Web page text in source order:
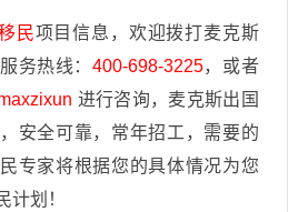
民项目信息，欢迎拨打麦克斯
务热线： 400-698-3225，或者
进行咨询，麦克斯出国
安全可靠，常年招工，需要的
专家将根据您的具体情况为您
计划！